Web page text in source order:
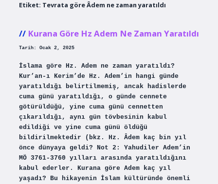
Etiket: Tevrata göre Âdem ne zaman yaratıldı
Kurana Göre Hz Adem Ne Zaman Yaratıldı
Tarih: Ocak 2, 2025
İslama göre Hz. Adem ne zaman yaratıldı?
Kur’an-ı Kerim’de Hz. Adem’in hangi günde
yaratıldığı belirtilmemiş, ancak hadislerde
cuma günü yaratıldığı, o günde cennete
götürüldüğü, yine cuma günü cennetten
çıkarıldığı, aynı gün tövbesinin kabul
edildiği ve yine cuma günü öldüğü
bildirilmektedir (bkz. Hz. Âdem kaç bin yıl
önce dünyaya geldi? Not 2: Yahudiler Adem’in
MÖ 3761-3760 yılları arasında yaratıldığını
kabul ederler. Kurana göre Adem kaç yıl
yaşadı? Bu hikayenin İslam kültüründe önemli